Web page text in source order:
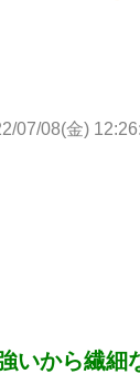
07/08(金)
いから繊細